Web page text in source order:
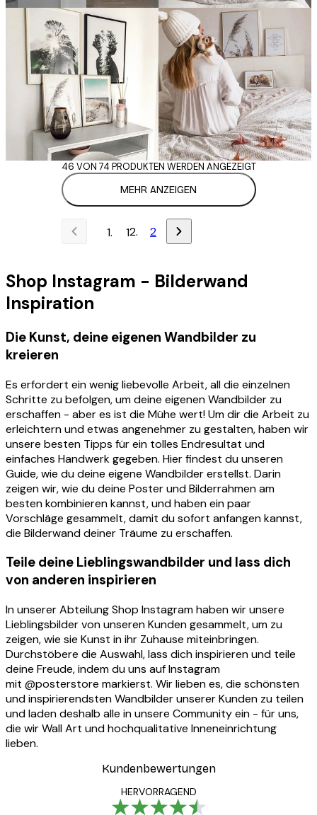
MEHR ANZEIGEN
46 VON 74 PRODUKTEN WERDEN ANGEZEIGT
1 2
Shop Instagram - Bilderwand
Inspiration
Die Kunst, deine eigenen Wandbilder zu
kreieren
Es erfordert ein wenig liebevolle Arbeit, all die einzelnen
Schritte zu befolgen, um deine eigenen Wandbilder zu
erschaffen - aber es ist die Mühe wert! Um dir die Arbeit zu
erleichtern und etwas angenehmer zu gestalten, haben wir
unsere besten Tipps für ein tolles Endresultat und
einfaches Handwerk gegeben. Hier findest du unseren
Guide, wie du deine eigene Wandbilder erstellst. Darin
zeigen wir, wie du deine Poster und Bilderrahmen am
besten kombinieren kannst, und haben ein paar
Vorschläge gesammelt, damit du sofort anfangen kannst,
die Bilderwand deiner Träume zu erschaffen.
Teile deine Lieblingswandbilder und lass dich
von anderen inspirieren
In unserer Abteilung Shop Instagram haben wir unsere
Lieblingsbilder von unseren Kunden gesammelt, um zu
zeigen, wie sie Kunst in ihr Zuhause miteinbringen.
Durchstöbere die Auswahl, lass dich inspirieren und teile
deine Freude, indem du uns auf Instagram
mit @posterstore markierst. Wir lieben es, die schönsten
und inspirierendsten Wandbilder unserer Kunden zu teilen
und laden deshalb alle in unsere Community ein - für uns,
die wir Wall Art und hochqualitative Inneneinrichtung
lieben.
Kundenbewertungen
HERVORRAGEND